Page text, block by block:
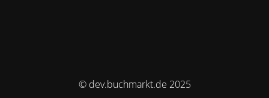
© dev.buchmarkt.de 2025